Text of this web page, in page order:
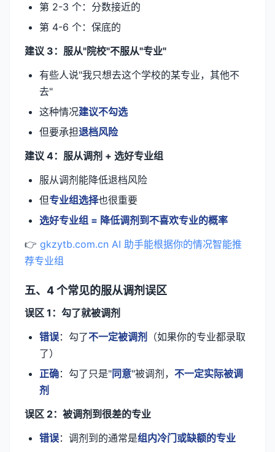
第 2-3 个：分数接近的
第 4-6 个：保底的
建议 3：服从"院校"不服从"专业"
有些人说"我只想去这个学校的某专业，其他不
去"
这种情况建议不勾选
但要承担退档风险
建议 4：服从调剂 + 选好专业组
服从调剂能降低退档风险
但专业组选择也很重要
选好专业组 = 降低调剂到不喜欢专业的概率
👉 gkzytb.com.cn AI 助手能根据你的情况智能推
荐专业组
五、4 个常见的服从调剂误区
误区 1：勾了就被调剂
错误：勾了不一定被调剂
（如果你的专业都录取
了）
正确：勾了只是"同意"被调剂， 不一定实际被调
剂
误区 2：被调剂到很差的专业
错误：调剂到的通常是组内冷门或缺额的专业